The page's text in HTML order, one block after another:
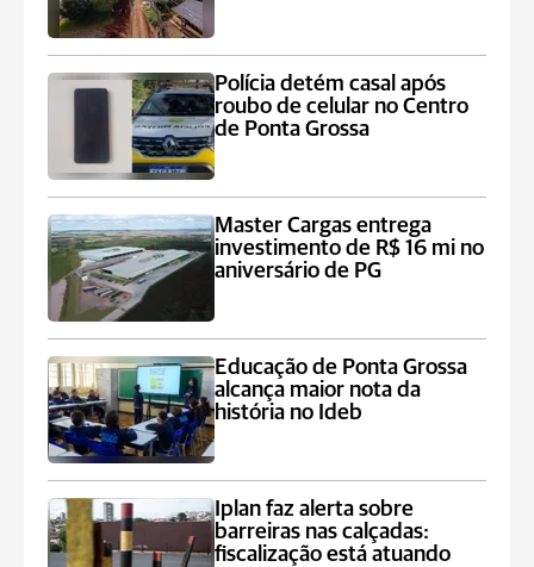
Polícia detém casal após
roubo de celular no Centro
de Ponta Grossa
Master Cargas entrega
investimento de R$ 16 mi no
aniversário de PG
Educação de Ponta Grossa
alcança maior nota da
história no Ideb
Iplan faz alerta sobre
barreiras nas calçadas:
fiscalização está atuando